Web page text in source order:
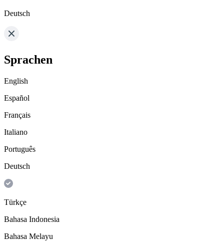
Deutsch
Sprachen
English
Español
Français
Italiano
Português
Deutsch
Türkçe
Bahasa Indonesia
Bahasa Melayu